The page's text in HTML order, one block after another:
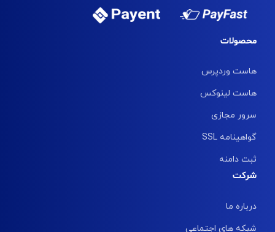
محصولات
هاست وردپرس
هاست لینوکس
سرور مجازی
گواهینامه SSL
ثبت دامنه
شرکت
درباره ما
شبکه های اجتماعی